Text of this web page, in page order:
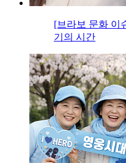
[브라보 문화 이
기의 시간